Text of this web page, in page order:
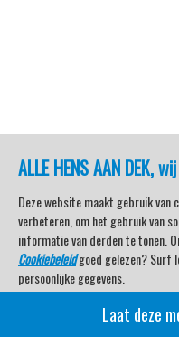
ALLE HENS AAN DEK,
Deze website maakt gebruik van
verbeteren, om het gebruik van
informatie van derden te tonen.
Cookiebeleidgoed gelezen? Surf
persoonlijke gegevens.
Veel kijkplezier met Watersport
Laat deze